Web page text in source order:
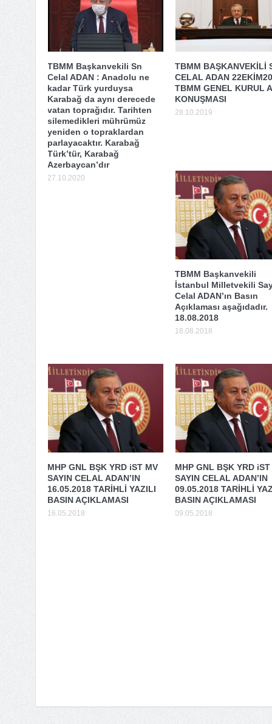
TBMM Başkanvekili Sn
Celal ADAN : Anadolu ne
kadar Türk yurduysa
Karabağ da aynı derecede
vatan toprağıdır. Tarihten
silemedikleri mührümüz
yeniden o topraklardan
parlayacaktır. Karabağ
Türk’tür, Karabağ
Azerbaycan’dır
27.10.2020
TBMM BAŞKANVEKİLİ
CELAL ADAN
TBMM GENEL KURUL
KONUŞMASI
28.10.2019
TBMM Başkanvekili
İstanbul Milletvekili
Celal ADAN’ın Basın
Açıklaması aşağıdadır.
18.08.2018
18.08.2018
MHP GNL BŞK YRD iST MV
SAYIN CELAL ADAN’IN
16.05.2018 TARİHLİ YAZILI
BASIN AÇIKLAMASI
16.05.2018
MHP GNL BŞK YRD
SAYIN CELAL ADAN’IN
09.05.2018 TARİHLİ
BASIN AÇIKLAMASI
09.05.2018